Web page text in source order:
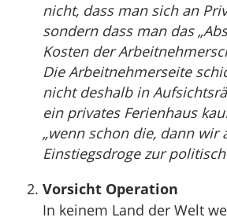
nicht, dass man sich an
sondern dass man das
Kosten der
Die Arbeitnehmerseite
nicht deshalb in
ein privates Ferienhaus
„wenn schon die, dann wir
Einstiegsdroge zur
Vorsicht Operation
In keinem Land der Welt